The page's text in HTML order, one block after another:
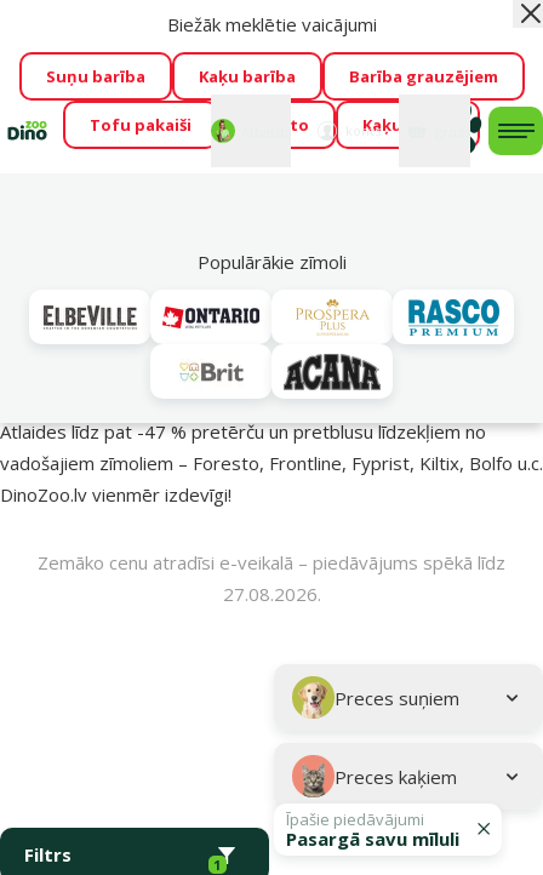
Visu mēnesi Dino Zoo piedāvā lieliskas cenas mīluļu TOP
barībām! 🍖→Skatīt piedāvājumu!
Fotokonkurss “GADA ŪSAIŅI”!
Varbūt tieši Tavs mīlulis
būs 2027. gada zvaigzne
→Piedalīties
Mans
konts
Biežāk meklētie vaicājumi
Suņu barība Kaķu barība Barība grauzējiem
Tofu pakaiši Foresto Kaķu mājas
Populārākie zīmoli
Pasargā savu mīluli 🕷️
Atlaides līdz pat -47 % pretērču un pretblusu līdzekļiem no
vadošajiem zīmoliem – Foresto, Frontline, Fyprist, Kiltix, Bolfo u.c.
DinoZoo.lv vienmēr izdevīgi!
Zemāko cenu atradīsi e-veikalā – piedāvājums spēkā līdz
27.08.2026.
Apakškategorija
Preces suņiem
Preces kaķiem
Filtrs 1
Īpašie piedāvājumi
Pasargā savu mīluli